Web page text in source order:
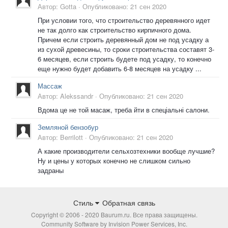
Автор: Gotta · Опубликовано: 21 сен 2020
При условии того, что строительство деревянного идет
не так долго как строительство кирпичного дома.
Причем если строить деревянный дом не под усадку а
из сухой древесины, то сроки строительства составят 3-
6 месяцев, если строить будете под усадку, то конечно
еще нужно будет добавить 6-8 месяцев на усадку ...
Массаж
Автор: Alekssandr · Опубликовано: 21 сен 2020
Вдома це не той масаж, треба йти в спеціальні салони.
Земляной бензобур
Автор: Berrilott · Опубликовано: 21 сен 2020
А какие производители сельхозтехники вообще лучшие?
Ну и цены у которых конечно не слишком сильно
задраны
Стиль Обратная связь
Copyright © 2006 - 2020 Baurum.ru. Все права защищены.
Community Software by Invision Power Services, Inc.